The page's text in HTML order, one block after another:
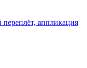
аппликация